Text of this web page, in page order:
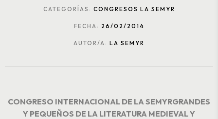
CATEGORÍAS: CONGRESOS LA SEMYR
FECHA: 26/02/2014
AUTOR/A: LA SEMYR
CONGRESO INTERNACIONAL DE LA SEMYRGRANDES
Y PEQUEÑOS DE LA LITERATURA MEDIEVAL Y